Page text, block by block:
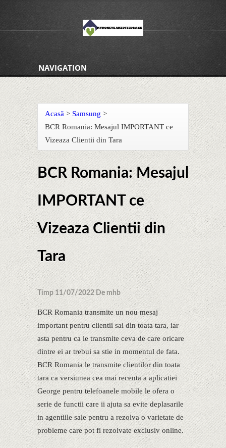
NAVIGATION
Acasă > Samsung >
BCR Romania: Mesajul IMPORTANT ce
Vizeaza Clientii din Tara
BCR Romania: Mesajul
IMPORTANT ce
Vizeaza Clientii din
Tara
Timp 11/07/2022 De mhb
BCR Romania transmite un nou mesaj
important pentru clientii sai din toata tara, iar
asta pentru ca le transmite ceva de care oricare
dintre ei ar trebui sa stie in momentul de fata.
BCR Romania le transmite clientilor din toata
tara ca versiunea cea mai recenta a aplicatiei
George pentru telefoanele mobile le ofera o
serie de functii care ii ajuta sa evite deplasarile
in agentiile sale pentru a rezolva o varietate de
probleme care pot fi rezolvate exclusiv online.